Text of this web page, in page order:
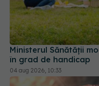
Ministerul Sănătății
în grad de handicap
04 aug 2026, 10:33